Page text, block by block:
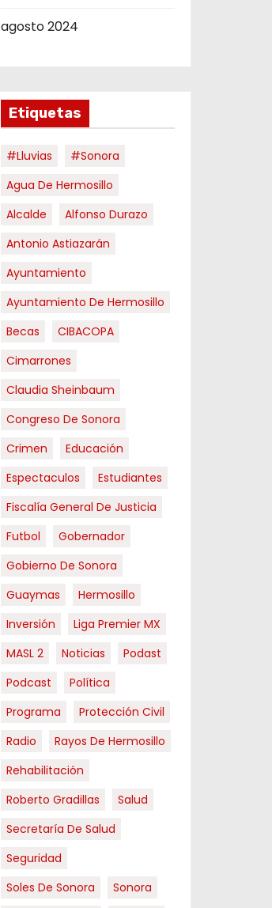
agosto 2024
Etiquetas
#Lluvias
#Sonora
Agua De Hermosillo
Alcalde
Alfonso Durazo
Antonio Astiazarán
Ayuntamiento
Ayuntamiento De Hermosillo
Becas
CIBACOPA
Cimarrones
Claudia Sheinbaum
Congreso De Sonora
Crimen
Educación
Espectaculos
Estudiantes
Fiscalía General De Justicia
Futbol
Gobernador
Gobierno De Sonora
Guaymas
Hermosillo
Inversión
Liga Premier MX
MASL 2
Noticias
Podast
Podcast
Política
Programa
Protección Civil
Radio
Rayos De Hermosillo
Rehabilitación
Roberto Gradillas
Salud
Secretaría De Salud
Seguridad
Soles De Sonora
Sonora